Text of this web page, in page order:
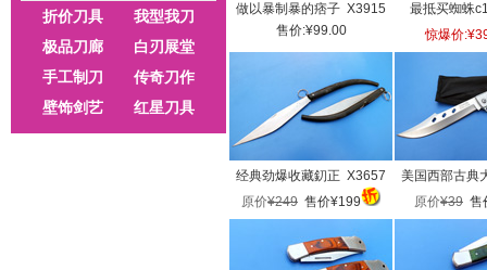
折价刀具
我型我刀
极品刀廊
白刃展堂
手工制刀
传奇刀作
壁饰剑艺
红星刀具
做以暴制暴的痞子 X3915
售价:¥99.00
最抵买蜘蛛
惊爆价
经典劲爆收藏釖正 X3657
原价¥249 售价¥199
美国西部古典
原价¥39 售